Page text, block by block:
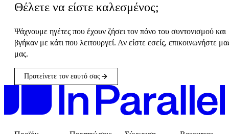
Θέλετε να είστε καλεσμένος;
Ψάχνουμε ηγέτες που έχουν ζήσει τον πόνο του συντονισμού και
βγήκαν με κάτι που λειτουργεί. Αν είστε εσείς, επικοινωνήστε
μας.
Προτείνετε τον εαυτό σας